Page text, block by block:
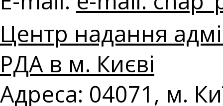
Центр надання
РДА в м. Києві
Адреса: 04071, м.